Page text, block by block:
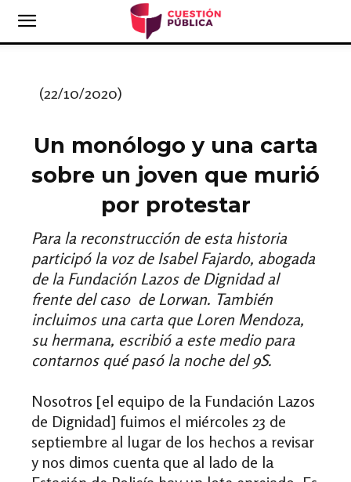
(22/10/2020)
Un monólogo y una carta
sobre un joven que murió
por protestar
Para la reconstrucción de esta historia
participó la voz de Isabel Fajardo, abogada
de la Fundación Lazos de Dignidad al
frente del caso de Lorwan. También
incluimos una carta que Loren Mendoza,
su hermana, escribió a este medio para
contarnos qué pasó la noche del 9S.
Nosotros [el equipo de la Fundación Lazos
de Dignidad] fuimos el miércoles 23 de
septiembre al lugar de los hechos a revisar
y nos dimos cuenta que al lado de la